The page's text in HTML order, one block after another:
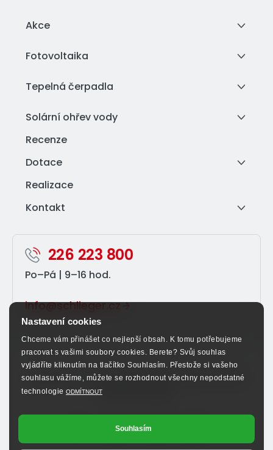
Nastavení cookies
Chceme vám přinášet co nejlepší obsah. K tomu potřebujeme
pracovat s vašimi soubory cookies. Berete? Svůj souhlas
vyjádříte kliknutím na tlačítko Souhlasím. Přestože si vašeho
souhlasu vážíme, můžete se rozhodnout všechny nepodstatné
technologie ODMÍTNOUT
Souhlasím
Akce
Fotovoltaika
Tepelná čerpadla
Solární ohřev vody
Recenze
Dotace
Realizace
Kontakt
226 223 800
Po–⁠Pá | 9–⁠16 hod.
info@schlieger.cz
Sledujte nás na sociálních sítích a nenechte si ujít
výhodné nabídky.